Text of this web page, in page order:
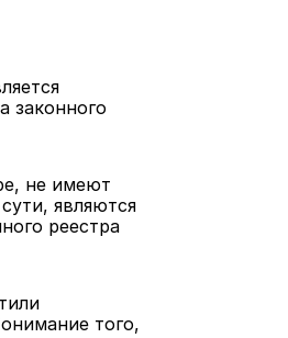
законного
не имеют
являются
реестра
того,